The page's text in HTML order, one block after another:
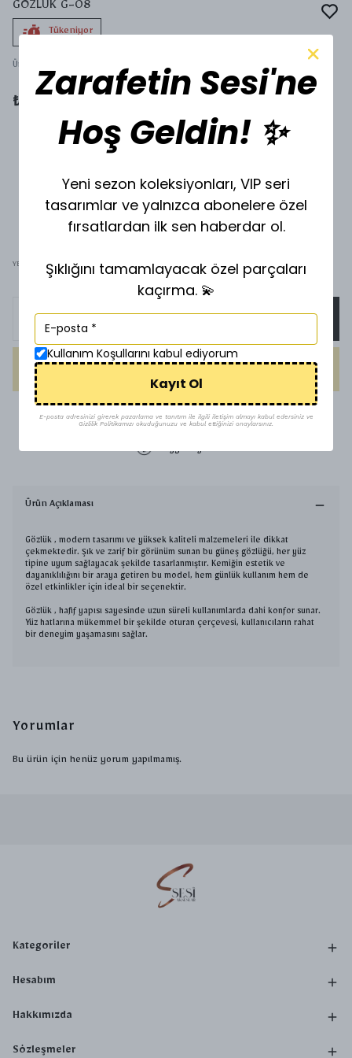
GÖZLÜK G-08
Tükeniyor
Ürün Kodu
₺ 1,000.00
YEŞİL SİYAH
1500 TL üzeri ücretsiz kargo
Uygun Fiyat
Ürün Açıklaması
Gözlük , modern tasarımı ve yüksek kaliteli malzemeleri ile dikkat
çekmektedir. Şık ve zarif bir görünüm sunan bu güneş gözlüğü, her yüz
tipine uyum sağlayacak şekilde tasarlanmıştır. Kemiğin estetik ve
dayanıklılığını bir araya getiren bu model, hem günlük kullanım hem de
özel etkinlikler için ideal bir seçenektir.
Gözlük , hafif yapısı sayesinde uzun süreli kullanımlarda dahi konfor sunar.
Yüz hatlarına mükemmel bir şekilde oturan çerçevesi, kullanıcıların rahat
bir deneyim yaşamasını sağlar.
Yorumlar
Bu ürün için henüz yorum yapılmamış.
Kategoriler
Hesabım
Hakkımızda
Sözleşmeler
Zarafetin Sesi'ne
Hoş Geldin! ✨
Yeni sezon koleksiyonları, VIP seri
tasarımlar ve yalnızca abonelere özel
fırsatlardan ilk sen haberdar ol.
Şıklığını tamamlayacak özel parçaları
kaçırma. 💫
Kullanım Koşullarını kabul ediyorum
Kayıt Ol
E-posta adresinizi girerek pazarlama ve tanıtım ile ilgili iletişim almayı kabul edersiniz ve
Gizlilik Politikamızı okuduğunuzu ve kabul ettiğinizi onaylarsınız.